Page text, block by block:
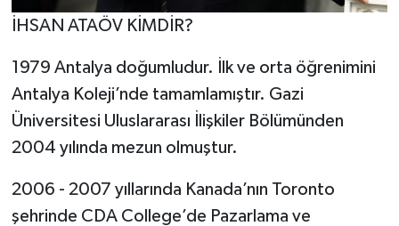
İHSAN ATAÖV KİMDİR?
1979 Antalya doğumludur. İlk ve orta öğrenimini
Antalya Koleji’nde tamamlamıştır. Gazi
Üniversitesi Uluslararası İlişkiler Bölümünden
2004 yılında mezun olmuştur.
2006 - 2007 yıllarında Kanada’nın Toronto
şehrinde CDA College’de Pazarlama ve